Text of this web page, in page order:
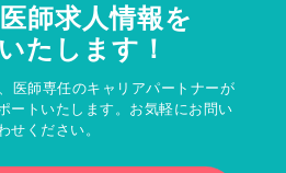
師求人情報を
たします！
医師専任のキャリアパートナーが
ートいたします。お気軽にお問い
せください。